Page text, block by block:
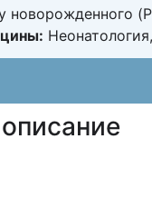
новорожденного